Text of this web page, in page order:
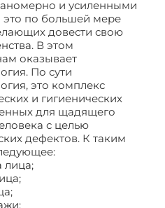
и усиленными
по большей мере
довести свою
В этом
оказывает
По сути
это комплекс
и гигиенических
для щадящего
с целью
дефектов. К таким
лица;